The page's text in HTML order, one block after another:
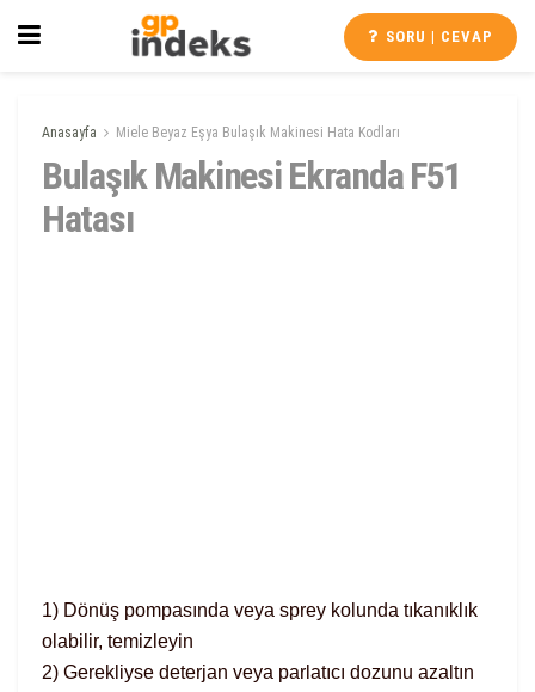
SORU | CEVAP
Anasayfa Miele Beyaz Eşya Bulaşık Makinesi Hata Kodları
Bulaşık Makinesi Ekranda F51
Hatası
1) Dönüş pompasında veya sprey kolunda tıkanıklık
olabilir, temizleyin
2) Gerekliyse deterjan veya parlatıcı dozunu azaltın